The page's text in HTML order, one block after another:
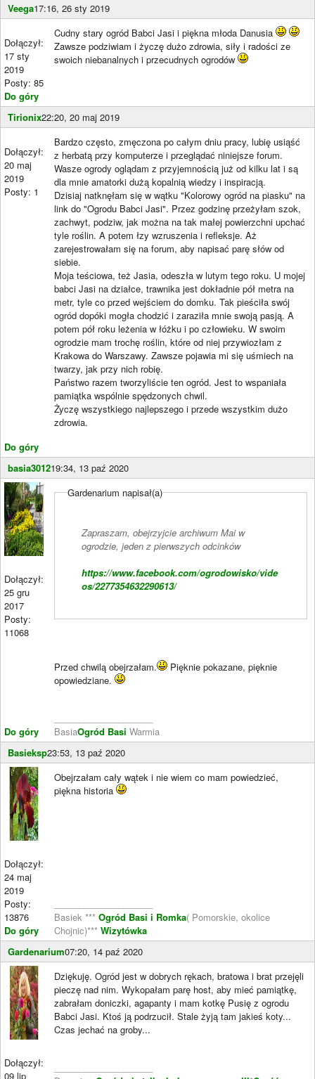
Veega17:16, 26 sty 2019
Dołączył:
17 sty
2019
Posty: 85
Do góry
Cudny stary ogród Babci Jasi i piękna młoda Danusia
Zawsze podziwiam i życzę dużo zdrowia, siły i radości ze
swoich niebanalnych i przecudnych ogrodów
Tirionix22:20, 20 maj 2019
Dołączył:
20 maj
2019
Posty: 1
Do góry
Bardzo często, zmęczona po całym dniu pracy, lubię usiąść
z herbatą przy komputerze i przeglądać niniejsze forum.
Wasze ogrody oglądam z przyjemnością już od kilku lat i są
dla mnie amatorki dużą kopalnią wiedzy i inspiracją.
Dzisiaj natknęłam się w wątku "Kolorowy ogród na piasku" na
link do "Ogrodu Babci Jasi". Przez godzinę przeżyłam szok,
zachwyt, podziw, jak można na tak małej powierzchni upchać
tyle roślin. A potem łzy wzruszenia i refleksje. Aż
zarejestrowałam się na forum, aby napisać parę słów od
siebie.
Moja teściowa, też Jasia, odeszła w lutym tego roku. U mojej
babci Jasi na działce, trawnika jest dokładnie pół metra na
metr, tyle co przed wejściem do domku. Tak pieściła swój
ogród dopóki mogła chodzić i zaraziła mnie swoją pasją. A
potem pół roku leżenia w łóżku i po człowieku. W swoim
ogrodzie mam trochę roślin, które od niej przywiozłam z
Krakowa do Warszawy. Zawsze pojawia mi się uśmiech na
twarzy, jak przy nich robię.
Państwo razem tworzyliście ten ogród. Jest to wspaniała
pamiątka wspólnie spędzonych chwil.
Życzę wszystkiego najlepszego i przede wszystkim dużo
zdrowia.
basia301219:34, 13 paź 2020
Dołączył:
25 gru
2017
Posty:
11068
Do góry
Gardenarium napisał(a)
Zapraszam, obejrzyjcie archiwum Mai w
ogrodzie, jeden z pierwszych odcinków
https://www.facebook.com/ogrodowisko/vide
os/2277354632290613/
Przed chwilą obejrzałam.
Pięknie pokazane, pięknie
opowiedziane.
BasiaOgród Basi Warmia
Basieksp23:53, 13 paź 2020
Dołączył:
24 maj
2019
Posty:
13876
Do góry
Obejrzałam cały wątek i nie wiem co mam powiedzieć,
piękna historia
Basiek *** Ogród Basi i Romka( Pomorskie, okolice
Chojnic)*** Wizytówka
Gardenarium07:20, 14 paź 2020
Dołączył:
09 lip
Dziękuję. Ogród jest w dobrych rękach, bratowa i brat przejęli
pieczę nad nim. Wykopałam parę host, aby mieć pamiątkę,
zabrałam doniczki, agapanty i mam kotkę Pusię z ogrodu
Babci Jasi. Ktoś ją podrzucił. Stale żyją tam jakieś koty...
Czas jechać na groby...